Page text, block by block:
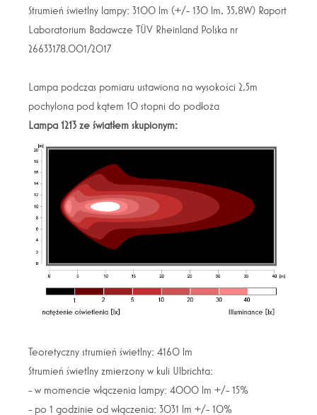
Strumień świetlny lampy: 3100 lm (+/- 130 lm, 35,8W) Raport
Laboratorium Badawcze TÜV Rheinland Polska nr
26633178.001/2017
Lampa podczas pomiaru ustawiona na wysokości 2,5m
pochylona pod kątem 10 stopni do podłoża
Lampa 1213 ze światłem skupionym:
Teoretyczny strumień świetlny: 4160 lm
Strumień świetlny zmierzony w kuli Ulbrichta:
- w momencie włączenia lampy: 4000 lm +/- 15%
- po 1 godzinie od włączenia: 3031 lm +/- 10%